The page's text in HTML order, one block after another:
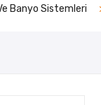
Banyo Sistemleri